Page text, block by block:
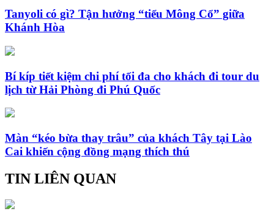
Tanyoli có gì? Tận hưởng “tiểu Mông Cổ” giữa
Khánh Hòa
Bí kíp tiết kiệm chi phí tối đa cho khách đi tour du
lịch từ Hải Phòng đi Phú Quốc
Màn “kéo bừa thay trâu” của khách Tây tại Lào
Cai khiến cộng đồng mạng thích thú
TIN LIÊN QUAN